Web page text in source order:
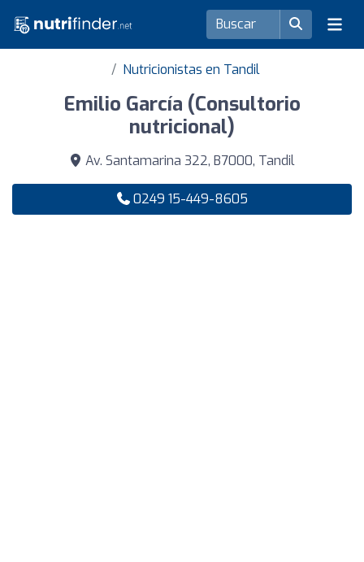
Nutricionistas en Tandil
Emilio García (Consultorio
nutricional)
Av. Santamarina 322, B7000, Tandil
0249 15-449-8605